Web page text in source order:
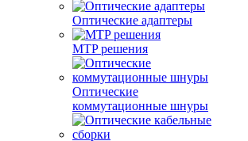
Оптические адаптеры
MTP решения
Оптические
коммутационные шнуры